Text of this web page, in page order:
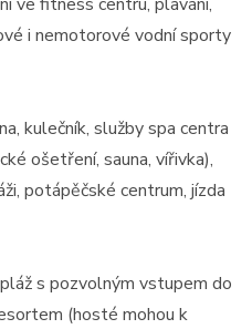
i nemotorové vodní sporty
kulečník, služby spa centra
ošetření, sauna, vířivka),
potápěčské centrum, jízda
s pozvolným vstupem do
(hosté mohou k